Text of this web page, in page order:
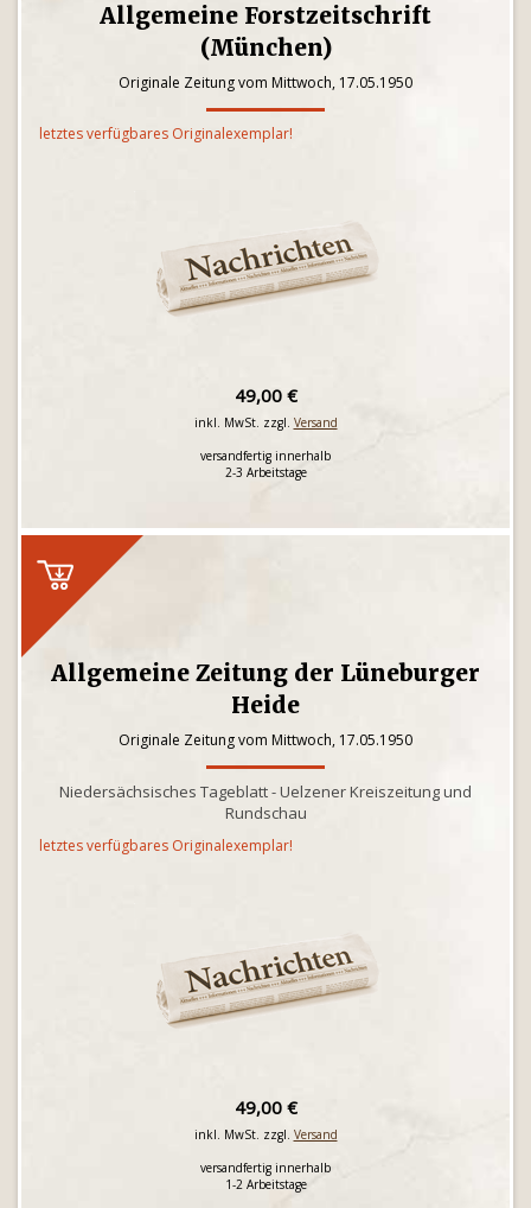
Allgemeine Forstzeitschrift
(München)
Originale Zeitung vom Mittwoch, 17.05.1950
letztes verfügbares Originalexemplar!
49,00 €
inkl. MwSt. zzgl. Versand
versandfertig innerhalb
2-3 Arbeitstage
Allgemeine Zeitung der Lüneburger
Heide
Originale Zeitung vom Mittwoch, 17.05.1950
Niedersächsisches Tageblatt - Uelzener Kreiszeitung und
Rundschau
letztes verfügbares Originalexemplar!
49,00 €
inkl. MwSt. zzgl. Versand
versandfertig innerhalb
1-2 Arbeitstage